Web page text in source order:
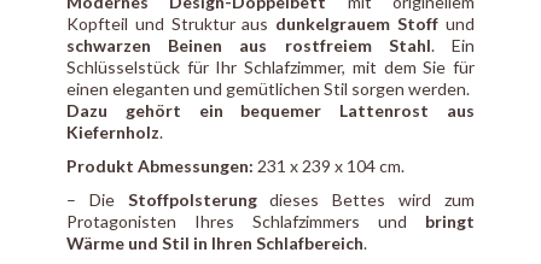
Kopfteil und Struktur aus dunkelgrauem Stoff und
schwarzen Beinen aus rostfreiem Stahl. Ein
Schlüsselstück für Ihr Schlafzimmer, mit dem Sie für
einen eleganten und gemütlichen Stil sorgen werden.
Dazu gehört ein bequemer Lattenrost aus
Kiefernholz.
Produkt Abmessungen: 231 x 239 x 104 cm.
– Die Stoffpolsterungdieses Bettes wird zum
Protagonisten Ihres Schlafzimmers und bringt
Wärme und Stil in Ihren Schlafbereich.